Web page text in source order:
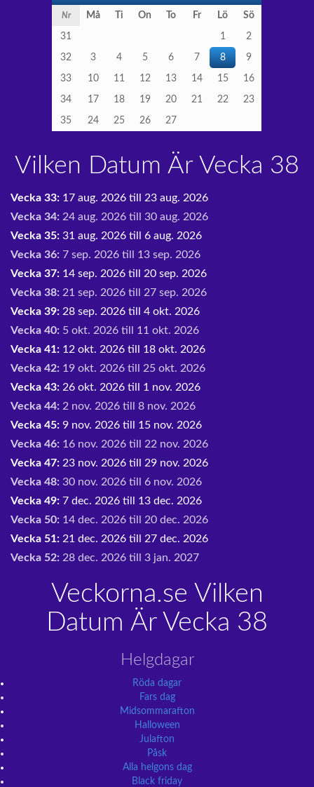
Nr Må Ti On To Fr Lö Sö
31 1 2
32 3 4 5 6 7 8 9
33 10 11 12 13 14 15 16
34 17 18 19 20 21 22 23
35 24 25 26 27
Vilken Datum Är Vecka 38
Vecka 33: 17 aug. 2026 till 23 aug. 2026
Vecka 34: 24 aug. 2026 till 30 aug. 2026
Vecka 35: 31 aug. 2026 till 6 aug. 2026
Vecka 36: 7 sep. 2026 till 13 sep. 2026
Vecka 37: 14 sep. 2026 till 20 sep. 2026
Vecka 38: 21 sep. 2026 till 27 sep. 2026
Vecka 39: 28 sep. 2026 till 4 okt. 2026
Vecka 40: 5 okt. 2026 till 11 okt. 2026
Vecka 41: 12 okt. 2026 till 18 okt. 2026
Vecka 42: 19 okt. 2026 till 25 okt. 2026
Vecka 43: 26 okt. 2026 till 1 nov. 2026
Vecka 44: 2 nov. 2026 till 8 nov. 2026
Vecka 45: 9 nov. 2026 till 15 nov. 2026
Vecka 46: 16 nov. 2026 till 22 nov. 2026
Vecka 47: 23 nov. 2026 till 29 nov. 2026
Vecka 48: 30 nov. 2026 till 6 nov. 2026
Vecka 49: 7 dec. 2026 till 13 dec. 2026
Vecka 50: 14 dec. 2026 till 20 dec. 2026
Vecka 51: 21 dec. 2026 till 27 dec. 2026
Vecka 52: 28 dec. 2026 till 3 jan. 2027
Veckorna.se Vilken
Datum Är Vecka 38
Helgdagar
Röda dagar
Fars dag
Midsommarafton
Halloween
Julafton
Påsk
Alla helgons dag
Black friday